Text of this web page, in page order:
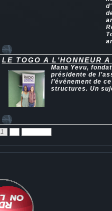
LE TOGO A L'HONNEUR
Mana Yevu,
présidente de
l’événement de
structures. Un
1